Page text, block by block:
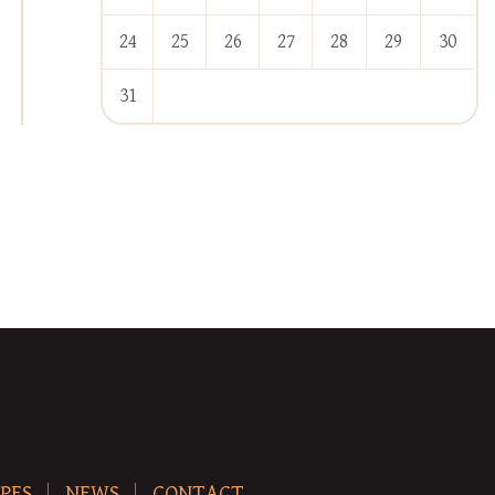
24 25 26 27 28 29 30
31